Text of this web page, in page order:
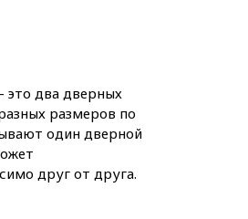
это два дверных
размеров по
один дверной
друг от друга.